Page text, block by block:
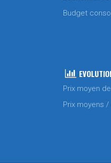
Budget
Prix moyen
Prix moyens